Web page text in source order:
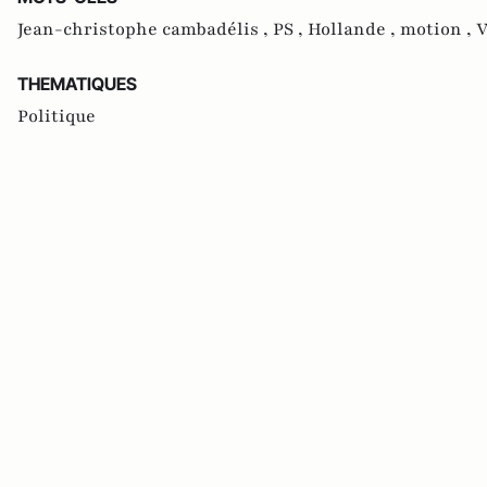
Jean-christophe cambadélis , PS , Hollande , motion ,
THEMATIQUES
Politique